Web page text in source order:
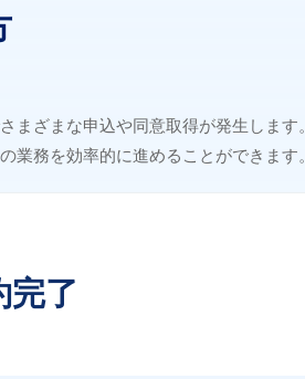
ざまな申込や同意取得が発生します。
務を効率的に進めることができます。
完了